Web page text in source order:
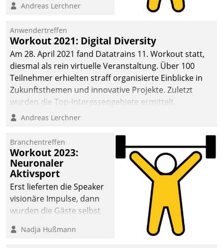
Teilnehmer kurzweilige
Cloud-Strategien und -
Lösungen mit hohem
Zukunftspotenzial.
Andreas Lerchner
Anwendertreffen
Workout 2021: Digital Diversity
Am 28. April 2021 fand Datatrains 11. Workout statt,
diesmal als rein virtuelle Veranstaltung. Über 100
Teilnehmer erhielten straff organisierte Einblicke in
Zukunftsthemen und innovative Projekte. Zuletzt
wurden die Top-Interessengebiete ermittelt.
Andreas Lerchner
Branchentreffen
Workout 2023:
Neuronaler
Aktivsport
Erst lieferten die Speaker
visionäre Impulse, dann
wurden die Gäste selbst
methodisch
Nadja Hußmann